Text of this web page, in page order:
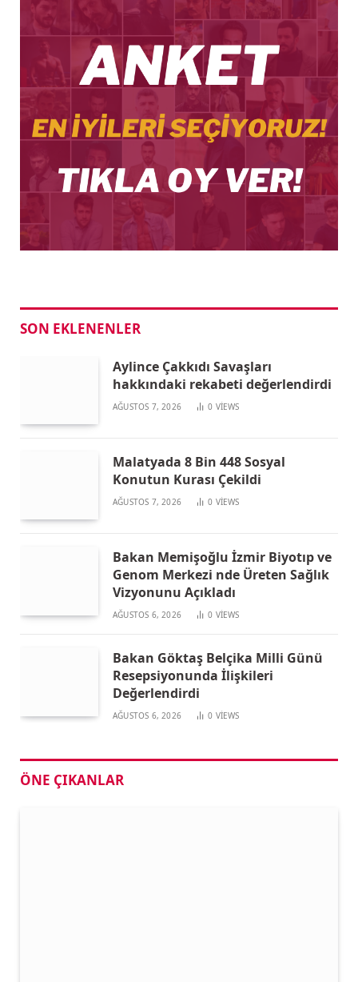
SON EKLENENLER
Aylince Çakkıdı Savaşları
hakkındaki rekabeti değerlendirdi
AĞUSTOS 7, 2026 0 VIEWS
Malatyada 8 Bin 448 Sosyal
Konutun Kurası Çekildi
AĞUSTOS 7, 2026 0 VIEWS
Bakan Memişoğlu İzmir Biyotıp ve
Genom Merkezi nde Üreten Sağlık
Vizyonunu Açıkladı
AĞUSTOS 6, 2026 0 VIEWS
Bakan Göktaş Belçika Milli Günü
Resepsiyonunda İlişkileri
Değerlendirdi
AĞUSTOS 6, 2026 0 VIEWS
ÖNE ÇIKANLAR